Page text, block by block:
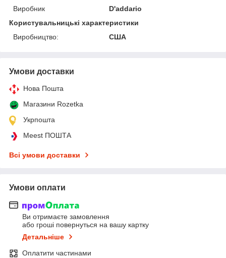
Виробник
D'addario
Користувальницькі характеристики
Виробництво:
США
Умови доставки
Нова Пошта
Магазини Rozetka
Укрпошта
Meest ПОШТА
Всі умови доставки
Умови оплати
Ви отримаєте замовлення
або гроші повернуться на вашу картку
Детальніше
Оплатити частинами